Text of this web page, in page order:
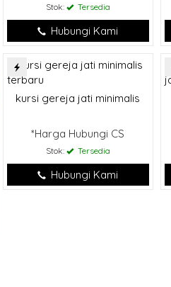
Stok: Tersedia
Hubungi Kami
kursi gereja jati minimalis
*Harga Hubungi CS
Stok: Tersedia
Hubungi Kami